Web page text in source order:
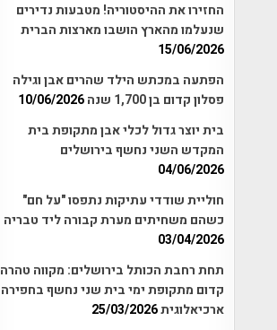
החזירו את ההיסטוריה! מטבעות נדירים
שנעלמו מהארץ הושבו מארצות הברית
15/06/2026
הפתעה במכתש הילד שהרים אבן וגילה
פסלון קדום בן 1,700 שנה
10/06/2026
בית יוצר גדול לכלי אבן מתקופת בית
המקדש השני נחשף בירושלים
04/06/2026
חוליית שודדי עתיקות נתפסו "על חם"
כשהם משחיתים מערת קבורה ליד טבריה
03/04/2026
תחת רחבת הכותל בירושלים: מקווה טהרה
קדום מתקופת ימי בית שני נחשף בחפירה
ארכיאלוגית25/03/2026